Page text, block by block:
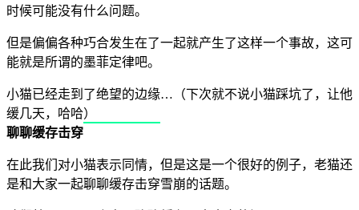
时候可能没有什么问题。
但是偏偏各种巧合发生在了一起就产生了这样一个事故，这可
能就是所谓的墨菲定律吧。
小猫已经走到了绝望的边缘…（下次就不说小猫踩坑了，让他
缓几天，哈哈）
聊聊缓存击穿
在此我们对小猫表示同情，但是这是一个很好的例子，老猫还
是和大家一起聊聊缓存击穿雪崩的话题。